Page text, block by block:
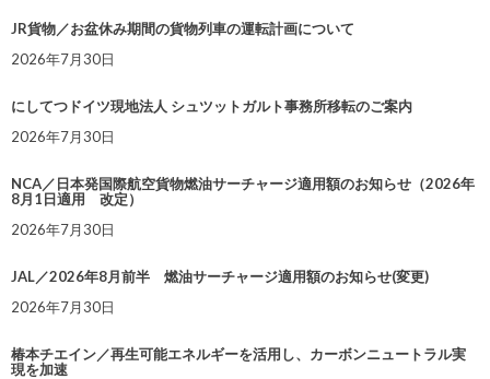
JR貨物／お盆休み期間の貨物列車の運転計画について
2026年7月30日
にしてつドイツ現地法人 シュツットガルト事務所移転のご案内
2026年7月30日
NCA／日本発国際航空貨物燃油サーチャージ適用額のお知らせ（2026年
8月1日適用 改定）
2026年7月30日
JAL／2026年8月前半 燃油サーチャージ適用額のお知らせ(変更)
2026年7月30日
椿本チエイン／再生可能エネルギーを活用し、カーボンニュートラル実
現を加速